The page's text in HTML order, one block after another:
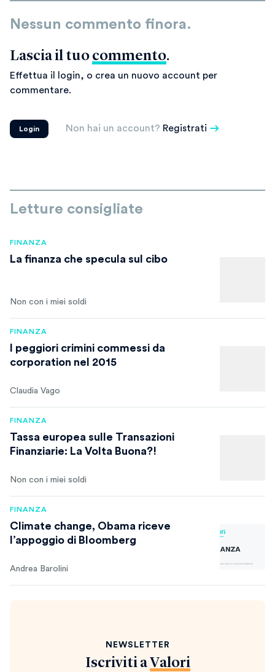
Nessun commento finora.
Lascia il tuo commento.
Effettua il login, o crea un nuovo account per
commentare.
Login Non hai un account? Registrati
Letture consigliate
FINANZA
La finanza che specula sul cibo
Non con i miei soldi
FINANZA
I peggiori crimini commessi da
corporation nel 2015
Claudia Vago
FINANZA
Tassa europea sulle Transazioni
Finanziarie: La Volta Buona?!
Non con i miei soldi
FINANZA
Climate change, Obama riceve
l’appoggio di Bloomberg
Andrea Barolini
NEWSLETTER
Iscriviti a Valori